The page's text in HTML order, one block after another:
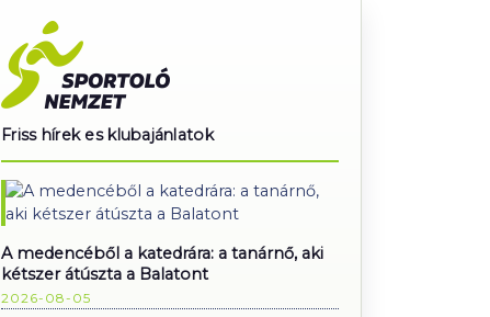
Friss hírek es klubajánlatok
A medencéből a katedrára: a tanárnő, aki
kétszer átúszta a Balatont
2026-08-05